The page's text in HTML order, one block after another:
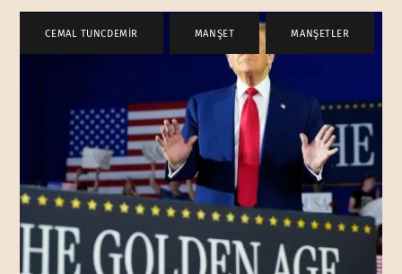
CEMAL TUNCDEMİR MANŞET , MANŞETLER